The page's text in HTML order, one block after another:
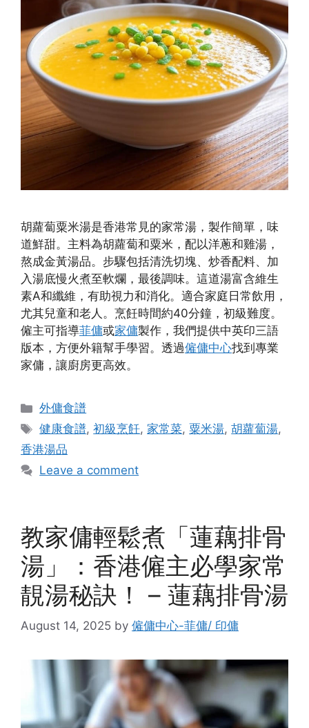
胡蘿蔔粟米湯是香港常見的家常湯，製作簡單，味
道鮮甜。主料為胡蘿蔔和粟米，配以洋蔥和雞湯，
熬成金黃湯品。步驟包括清洗切塊、炒香配料、加
入湯底慢火煮至軟爛，最後調味。這道湯富含維生
素A和纖維，有助視力和消化。適合家庭日常飲用，
尤其兒童和老人。烹飪時間約40分鐘，初級難度。
僱主可指導菲傭或家傭製作，我們提供中英印三語
版本，方便外籍幫手學習。透過僱傭中心找到專業
家傭，讓廚房更高效。
Categories
外傭食譜
Tags
健康食譜,初級烹飪, 家常菜, 粟米湯,胡蘿蔔湯,
香港湯品
Leave a comment
教家傭輕鬆煮「蓮藕排骨
湯」：香港僱主必學家常
靚湯秘訣！ – 蓮藕排骨湯
August 14, 2025 by 僱傭中心-菲傭/ 印傭